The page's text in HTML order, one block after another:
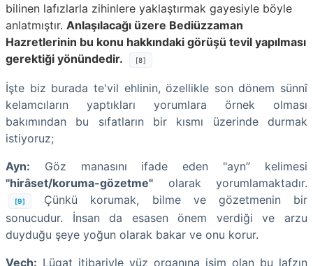
bilinen lafızlarla zihinlere yaklaştırmak gayesiyle böyle
anlatmıştır. Anlaşılacağı üzere Bediüzzaman
Hazretlerinin bu konu hakkındaki görüşü tevil yapılması
gerektiği yönündedir.
[8]
İşte biz burada te'vil ehlinin, özellikle son dönem sünnî
kelamcıların yaptıkları yorumlara örnek olması
bakımından bu sıfatların bir kısmı üzerinde durmak
istiyoruz;
Ayn: Göz manasını ifade eden "ayn” kelimesi
"hirâset/koruma-gözetme" olarak yorumlamaktadır.
[9]
Çünkü korumak, bilme ve gözetmenin bir
sonucudur. İnsan da esasenönem verdiği ve arzu
duyduğu şeye yoğun olarak bakar ve onu korur.
Vech: Lügat itibariyle yüz organına isim olan bu lafzın